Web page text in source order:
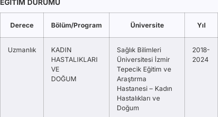
EĞİTİM DURUMU
Derece Bölüm/Program Üniversite Yıl
Uzmanlık
KADIN
HASTALIKLARI
VE
DOĞUM
Sağlık Bilimleri
Üniversitesi İzmir
Tepecik Eğitim ve
Araştırma
Hastanesi – Kadın
Hastalıkları ve
Doğum
2018-
2024